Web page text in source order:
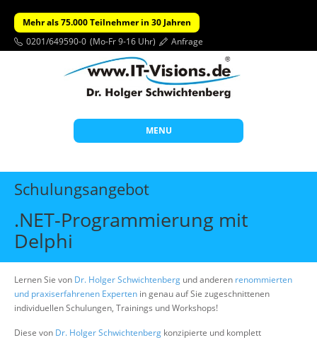
Mehr als 75.000 Teilnehmer in 30 Jahren
0201/649590-0 (Mo-Fr 9-16 Uhr) Anfrage
MENU
Start
Themen
Beratung
Offene Seminare
Wissen
Schulungsangebot
.NET-Programmierung mit
Delphi
Lernen Sie von Dr. Holger Schwichtenberg und anderen renommierten
und praxiserfahrenen Experten in genau auf Sie zugeschnittenen
individuellen Schulungen, Trainings und Workshops!
Diese von Dr. Holger Schwichtenberg konzipierte und komplett